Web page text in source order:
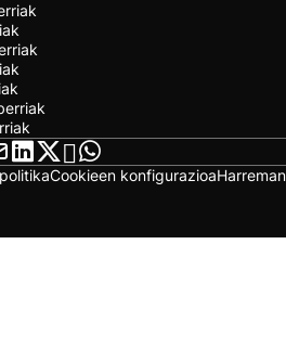
Cookieen konfigurazioa